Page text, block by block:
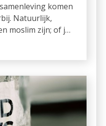
komen
Natuurlijk,
moslim zijn; of j…